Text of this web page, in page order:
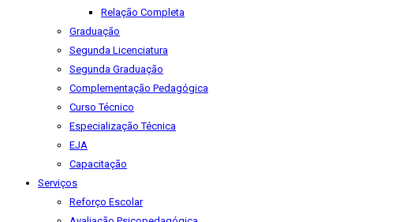
Relação Completa
Graduação
Segunda Licenciatura
Segunda Graduação
Complementação Pedagógica
Curso Técnico
Especialização Técnica
EJA
Capacitação
Serviços
Reforço Escolar